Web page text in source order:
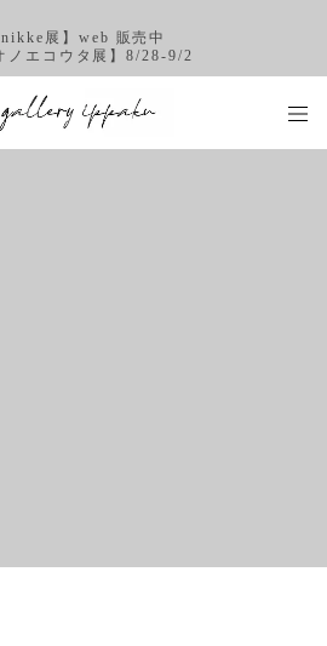
nikke展】web 販売中
ノエコウタ展】8/28-9/2